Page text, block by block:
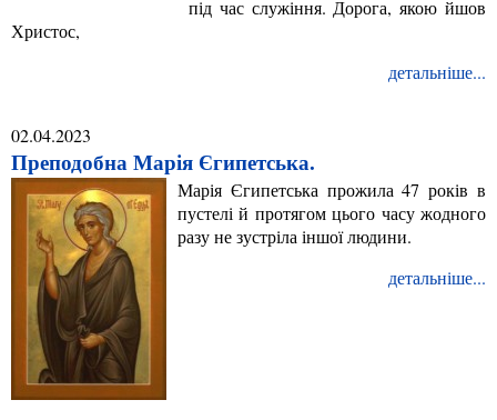
під час служіння. Дорога, якою йшов
Христос,
детальніше...
02.04.2023
Преподобна Марія Єгипетська.
Марія Єгипетська прожила 47 років в
пустелі й протягом цього часу жодного
разу не зустріла іншої людини.
детальніше...